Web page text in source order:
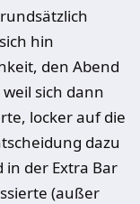
hin
den Abend
sich dann
locker auf die
dazu
in der Extra Bar
(außer